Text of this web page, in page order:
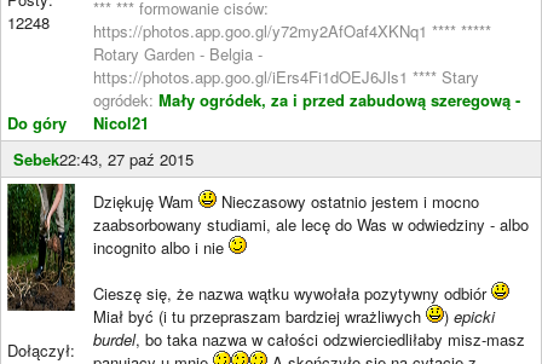
12248
Do góry
*** *** formowanie cisów:
https://photos.app.goo.gl/y72my2AfOaf4XKNq1 **** *****
Rotary Garden - Belgia -
https://photos.app.goo.gl/iErs4Fi1dOEJ6Jls1 **** Stary
ogródek: Mały ogródek, za i przed zabudową szeregową -
Nicol21
Sebek22:43, 27 paź 2015
Dołączył:
Dziękuję Wam
Nieczasowy ostatnio jestem i mocno
zaabsorbowany studiami, ale lecę do Was w odwiedziny - albo
incognito albo i nie
Cieszę się, że nazwa wątku wywołała pozytywny odbiór
Miał być (i tu przepraszam bardziej wrażliwych
) epicki
burdel, bo taka nazwa w całości odzwierciedliłaby misz-masz